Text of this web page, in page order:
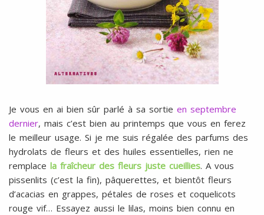
Je vous en ai bien sûr parlé à sa sortie en septembre
dernier, mais c’est bien au printemps que vous en ferez
le meilleur usage. Si je me suis régalée des parfums des
hydrolats de fleurs et des huiles essentielles, rien ne
remplace la fraîcheur des fleurs juste cueillies. A vous
pissenlits (c’est la fin), pâquerettes, et bientôt fleurs
d’acacias en grappes, pétales de roses et coquelicots
rouge vif… Essayez aussi le lilas, moins bien connu en